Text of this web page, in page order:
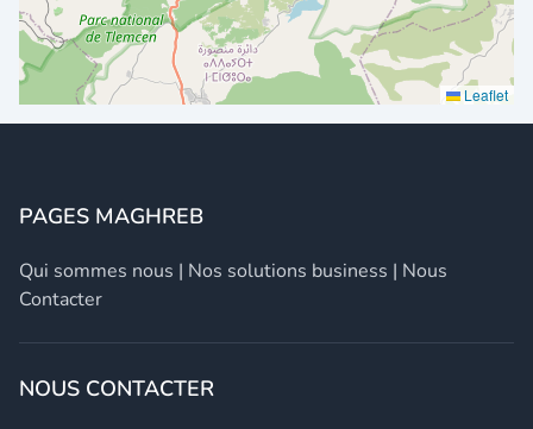
Leaflet
PAGES MAGHREB
Qui sommes nous | Nos solutions business | Nous
Contacter
NOUS CONTACTER